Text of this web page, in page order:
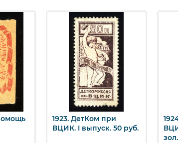
Быстрый просмотр
1923. ДетКом при
ВЦИК. I выпуск. 50 руб.
зол.